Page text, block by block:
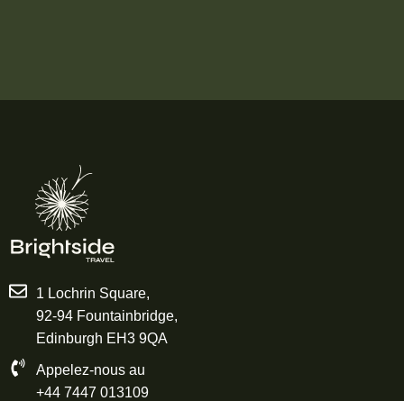
Châteaux des Highlands &
Journée au cœur des Highlands.
Découverte du majestueux
Castle
Bien que décor plus large que la série, son
atmosphère correspond parfaitement à
l’univers romantique et dramatique de
Route à travers les paysages grandioses
1 Lochrin Square,
92-94 Fountainbridge,
Edinburgh EH3 9QA
Appelez-nous au
+44 7447 013109